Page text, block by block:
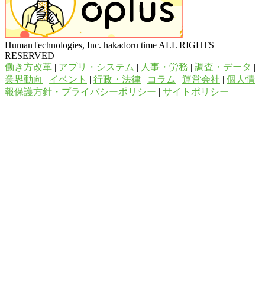
HumanTechnologies, Inc. hakadoru time ALL RIGHTS
RESERVED
働き方改革 | アプリ・システム | 人事・労務 | 調査・データ |
業界動向 | イベント | 行政・法律 | コラム | 運営会社 | 個人情
報保護方針・プライバシーポリシー | サイトポリシー |